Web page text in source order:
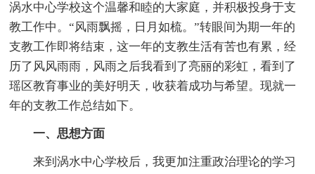
涡水中心学校这个温馨和睦的大家庭，并积极投身于支
教工作中。“风雨飘摇，日月如梳。”转眼间为期一年的
支教工作即将结束，这一年的支教生活有苦也有累，经
历了风风雨雨，风雨之后我看到了亮丽的彩虹，看到了
瑶区教育事业的美好明天，收获着成功与希望。现就一
年的支教工作总结如下。
一、思想方面
来到涡水中心学校后，我更加注重政治理论的学习